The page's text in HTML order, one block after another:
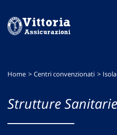
menu
contenuto
footer
Home Centri convenzionati
Strutture